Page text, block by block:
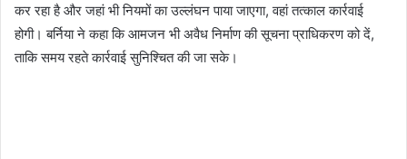
कर रहा है और जहां भी नियमों का उल्लंघन पाया जाएगा, वहां तत्काल कार्रवाई
होगी। बर्निया ने कहा कि आमजन भी अवैध निर्माण की सूचना प्राधिकरण को दें,
ताकि समय रहते कार्रवाई सुनिश्चित की जा सके।